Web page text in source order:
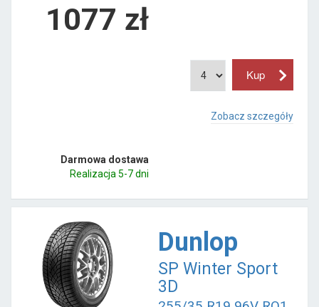
1077 zł
Zobacz szczegóły
Darmowa dostawa
Realizacja 5-7 dni
Dunlop
SP Winter Sport
3D